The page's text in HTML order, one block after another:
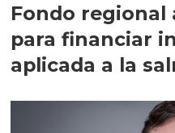
Fondo regional
para financiar
aplicada a la